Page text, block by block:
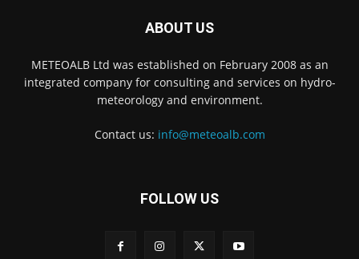
ABOUT US
METEOALB Ltd was established on February 2008 as an
integrated company for consulting and services on hydro-
meteorology and environment.
Contact us: info@meteoalb.com
FOLLOW US